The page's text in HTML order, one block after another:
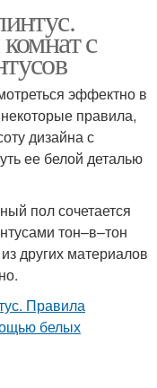
с
эффектно в
правила,
дизайна с
ее белой деталью
пол сочетается
тон–в–тон
других материалов